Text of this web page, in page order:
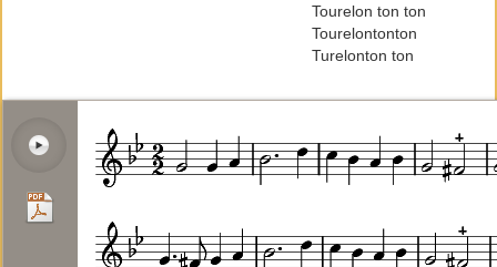
Tourelon ton ton
Tourelontonton
Turelonton ton